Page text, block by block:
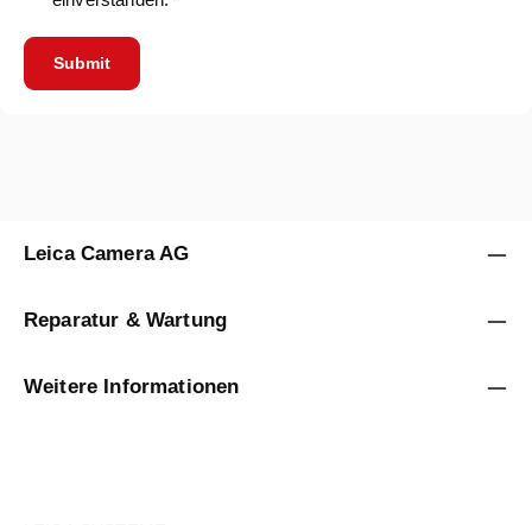
Submit
Leica Camera AG
Reparatur & Wartung
Weitere Informationen